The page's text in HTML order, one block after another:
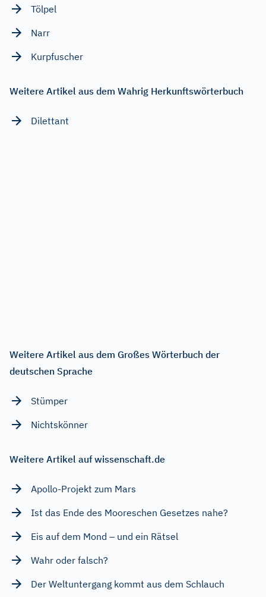
Tölpel
Narr
Kurpfuscher
Weitere Artikel aus dem Wahrig Herkunftswörterbuch
Dilettant
Weitere Artikel aus dem Großes Wörterbuch der
deutschen Sprache
Stümper
Nichtskönner
Weitere Artikel auf wissenschaft.de
Apollo-Projekt zum Mars
Ist das Ende des Mooreschen Gesetzes nahe?
Eis auf dem Mond – und ein Rätsel
Wahr oder falsch?
Der Weltuntergang kommt aus dem Schlauch